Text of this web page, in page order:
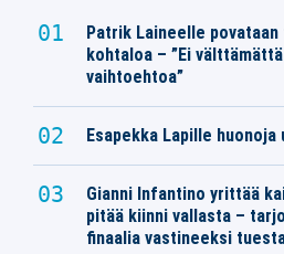
Patrik Laineelle povataan
kohtaloa – ”Ei
vaihtoehtoa”
Esapekka Lapille huonoja
Gianni Infantino yrittää
pitää kiinni vallasta –
finaalia vastineeksi